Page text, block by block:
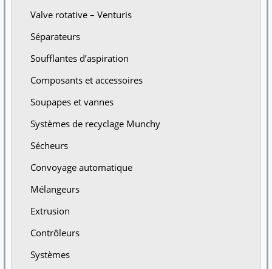
Valve rotative – Venturis
Séparateurs
Soufflantes d’aspiration
Composants et accessoires
Soupapes et vannes
Systèmes de recyclage Munchy
Sécheurs
Convoyage automatique
Mélangeurs
Extrusion
Contrôleurs
Systèmes